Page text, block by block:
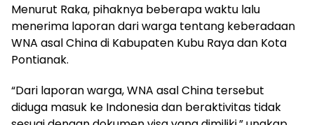
Menurut Raka, pihaknya beberapa waktu lalu
menerima laporan dari warga tentang keberadaan
WNA asal China di Kabupaten Kubu Raya dan Kota
Pontianak.
“Dari laporan warga, WNA asal China tersebut
diduga masuk ke Indonesia dan beraktivitas tidak